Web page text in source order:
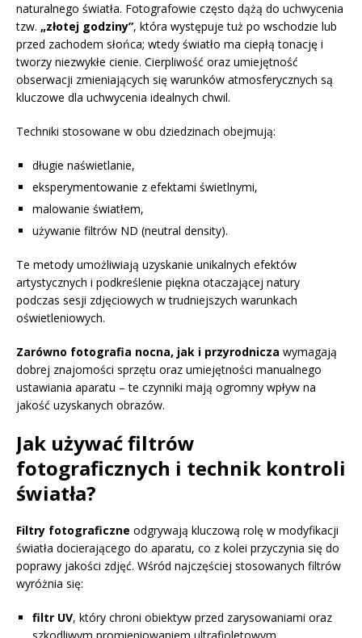
naturalnego światła. Fotografowie często dążą do uchwycenia
tzw. „złotej godziny”, która występuje tuż po wschodzie lub
przed zachodem słońca; wtedy światło ma ciepłą tonację i
tworzy niezwykłe cienie. Cierpliwość oraz umiejętność
obserwacji zmieniających się warunków atmosferycznych są
kluczowe dla uchwycenia idealnych chwil.
Techniki stosowane w obu dziedzinach obejmują:
długie naświetlanie,
eksperymentowanie z efektami świetlnymi,
malowanie światłem,
używanie filtrów ND (neutral density).
Te metody umożliwiają uzyskanie unikalnych efektów
artystycznych i podkreślenie piękna otaczającej natury
podczas sesji zdjęciowych w trudniejszych warunkach
oświetleniowych.
Zarówno fotografia nocna, jak i przyrodnicza wymagają
dobrej znajomości sprzętu oraz umiejętności manualnego
ustawiania aparatu – te czynniki mają ogromny wpływ na
jakość uzyskanych obrazów.
Jak używać filtrów
fotograficznych i technik kontroli
światła?
Filtry fotograficzne odgrywają kluczową rolę w modyfikacji
światła docierającego do aparatu, co z kolei przyczynia się do
poprawy jakości zdjęć. Wśród najczęściej stosowanych filtrów
wyróżnia się:
filtr UV, który chroni obiektyw przed zarysowaniami oraz